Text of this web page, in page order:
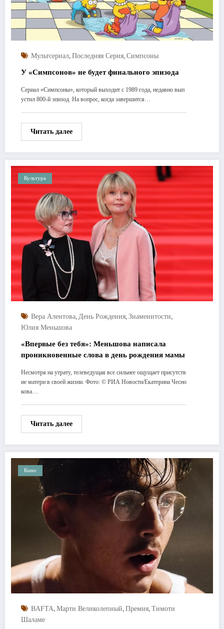
Мультсериал, Последняя Серия, Симпсоны
У «Симпсонов» не будет финального эпизода
Сериал «Симпсоны», который выходит с 1989 года, недавно вып
устил 800-й эпизод. На вопрос, когда завершится…
Читать далее
Культура
Вера Алентова, День Рождения, Знаменитости,
Юлия Меньшова
«Впервые без тебя»: Меньшова написала
проникновенные слова в день рождения мамы
Несмотря на утрату, телеведущая все сильнее ощущает присутств
ие матери в своей жизни. Фото: © РИА Новости/Екатерина Чесно
кова…
Читать далее
Кино
BAFTA, Марти Великолепный, Премия, Тимоти
Шаламе